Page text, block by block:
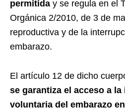
permitida y se regula en el
Orgánica 2/2010, de 3 de
reproductiva y de la
embarazo.
El artículo 12 de dicho
se garantiza el acceso a
voluntaria del embarazo